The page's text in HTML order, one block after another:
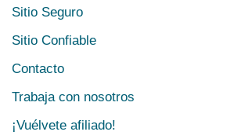
Sitio Seguro
Sitio Confiable
Contacto
Trabaja con nosotros
¡Vuélvete afiliado!